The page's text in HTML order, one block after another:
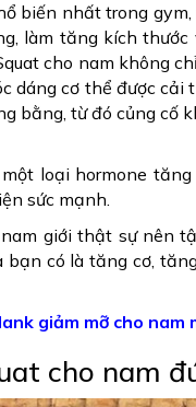
biến nhất trong
làm tăng kích
cho nam không
dáng cơ thể được
bằng, từ đó củng
loại hormone
sức mạnh.
giới thật sự nên
bạn có là tăng cơ,
giảm mỡ cho nam
cho nam